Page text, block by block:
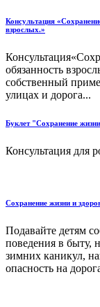
Консультация
взрослых.»
обязанность
собственный
улицах и дорога...
Буклет "Сохранение
Консультация для
Сохранение жизни и
Подавайте детям
поведения в быту,
зимних каникул,
опасность на